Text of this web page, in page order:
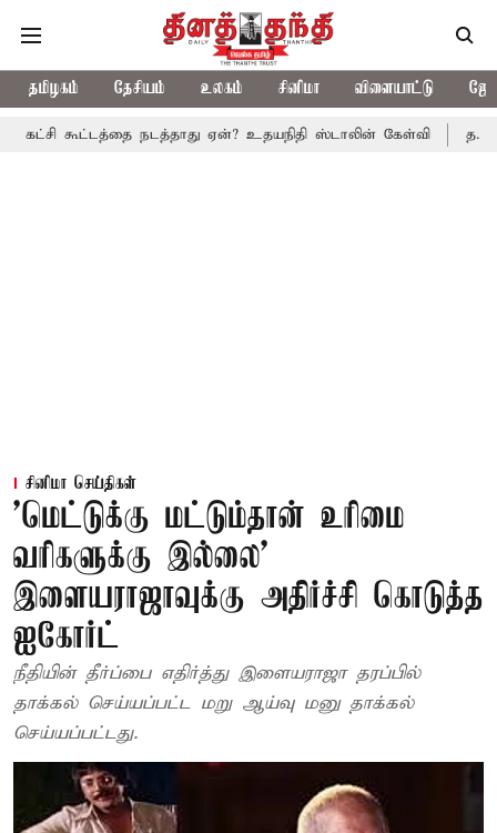
தமிழகம் தேசியம் உலகம் சினிமா விளையாட்டு
நடத்தாது ஏன்? உதயநிதி ஸ்டாலின் கேள்வி த.வெ.க. அரசின்
சினிமா செய்திகள்
’மெட்டுக்கு மட்டும்தான் உரிமை
வரிகளுக்கு இல்லை’
இளையராஜாவுக்கு அதிர்ச்சி கொடுத்த
ஐகோர்ட்
நீதியின் தீர்ப்பை எதிர்த்து இளையராஜா தரப்பில்
தாக்கல் செய்யப்பட்ட மறு ஆய்வு மனு தாக்கல்
செய்யப்பட்டது.